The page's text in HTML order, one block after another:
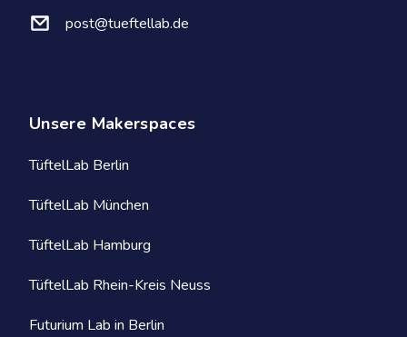
post@tueftellab.de
Unsere Makerspaces
TüftelLab Berlin
TüftelLab München
TüftelLab Hamburg
TüftelLab Rhein-Kreis Neuss
Futurium Lab in Berlin